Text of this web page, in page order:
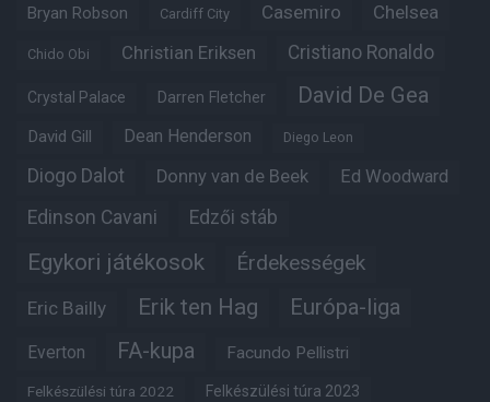
Bryan Robson Cardiff City Casemiro Chelsea
Chido Obi Christian Eriksen Cristiano Ronaldo
Crystal Palace Darren Fletcher David De Gea
David Gill Dean Henderson Diego Leon
Diogo Dalot Donny van de Beek Ed Woodward
Edinson Cavani Edzői stáb
Egykori játékosok Érdekességek
Eric Bailly Erik ten Hag Európa-liga
Everton FA-kupa Facundo Pellistri
Felkészülési túra 2022 Felkészülési túra 2023